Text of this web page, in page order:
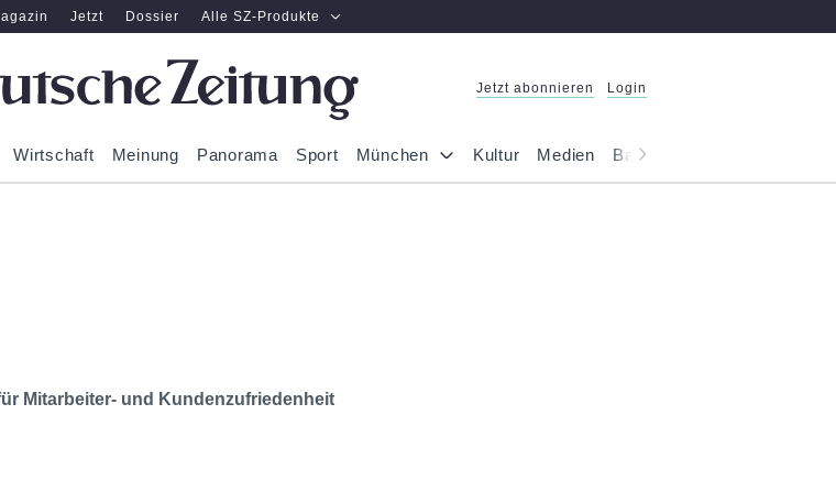
Jetzt Dossier Alle SZ-Produkte
Jetzt abonnieren Login
Wirtschaft Meinung Panorama Sport München Kultur Medien Bayern
Mitarbeiter- und Kundenzufriedenheit